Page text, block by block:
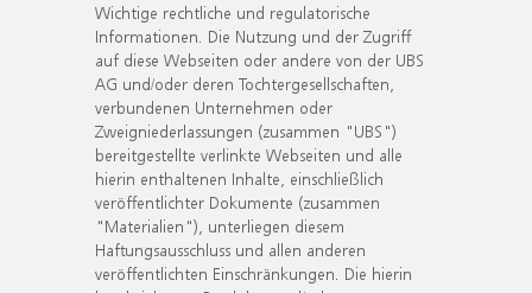
Wichtige rechtliche und regulatorische
Informationen. Die Nutzung und der Zugriff
auf diese Webseiten oder andere von der UBS
AG und/oder deren Tochtergesellschaften,
verbundenen Unternehmen oder
Zweigniederlassungen (zusammen "UBS")
bereitgestellte verlinkte Webseiten und alle
hierin enthaltenen Inhalte, einschließlich
veröffentlichter Dokumente (zusammen
"Materialien"), unterliegen diesem
Haftungsausschluss und allen anderen
veröffentlichten Einschränkungen. Die hierin